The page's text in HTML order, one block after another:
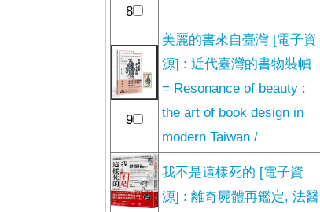
8
9
美麗的書來自臺灣 [電子資
源] : 近代臺灣的書物裝幀
= Resonance of beauty :
the art of book design in
modern Taiwan /
我不是這樣死的 [電子資
源] : 離奇屍體再鑑定, 法醫